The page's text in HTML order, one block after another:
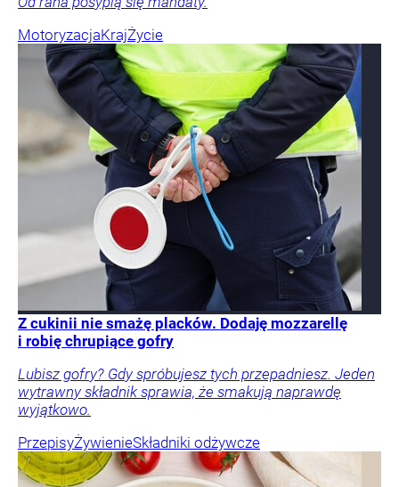
MotoryzacjaKrajŻycie
Z cukinii nie smażę placków. Dodaję mozzarellę
i robię chrupiące gofry
Lubisz gofry? Gdy spróbujesz tych przepadniesz. Jeden
wytrawny składnik sprawia, że smakują naprawdę
wyjątkowo.
PrzepisyŻywienieSkładniki odżywcze